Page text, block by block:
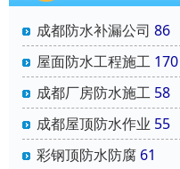
成都防水补漏公司 86
屋面防水工程施工 170
成都厂房防水施工 58
成都屋顶防水作业 55
彩钢顶防水防腐 61